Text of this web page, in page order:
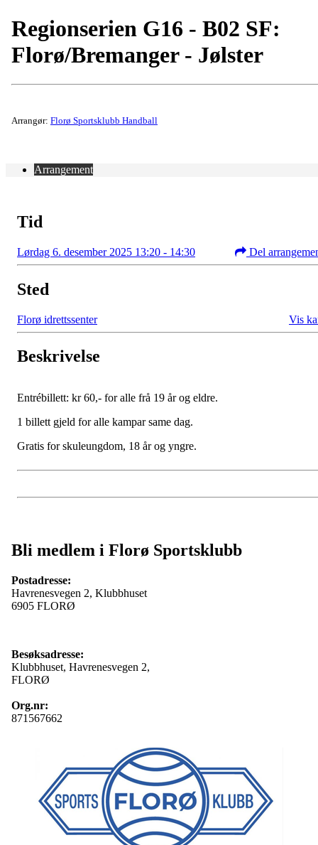
Regionserien G16 - B02 SF:
Florø/Bremanger - Jølster
Arrangør: Florø Sportsklubb Handball
Arrangement
Tid
Lørdag 6. desember 2025 13:20 - 14:30 Del
Sted
Florø idrettssenter Vis
Beskrivelse
Entrébillett: kr 60,- for alle frå 19 år og eldre.
1 billett gjeld for alle kampar same dag.
Gratis for skuleungdom, 18 år og yngre.
Bli medlem i Florø Sportsklubb
Postadresse:
Havrenesvegen 2, Klubbhuset
6905 FLORØ
Besøksadresse:
Klubbhuset, Havrenesvegen 2,
FLORØ
Org.nr:
871567662